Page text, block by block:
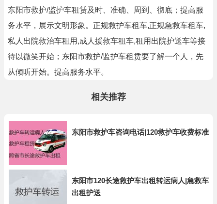
东阳市救护/监护车租赁及时、准确、周到、彻底；提高服
务水平，展示文明形象。正规救护车租车,正规急救车租车,
私人出院救治车租用,成人援救车租车,租用出院护送车等接
待以微笑开始；东阳市救护/监护车租赁要了解一个人，先
从倾听开始。提高服务水平。
相关推荐
东阳市救护车咨询电话|120救护车收费标准
东阳市120长途救护车出租转运病人|急救车
出租护送